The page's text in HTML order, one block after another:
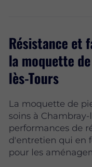
Résistance et
la moquette
lès-Tours
La moquette de
soins à
performances de
d'entretien qui en
pour les